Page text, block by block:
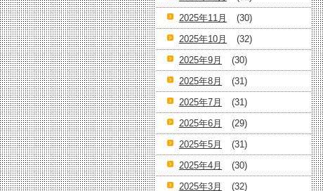
2025年11月
(30)
2025年10月
(32)
2025年9月
(30)
2025年8月
(31)
2025年7月
(31)
2025年6月
(29)
2025年5月
(31)
2025年4月
(30)
2025年3月
(32)